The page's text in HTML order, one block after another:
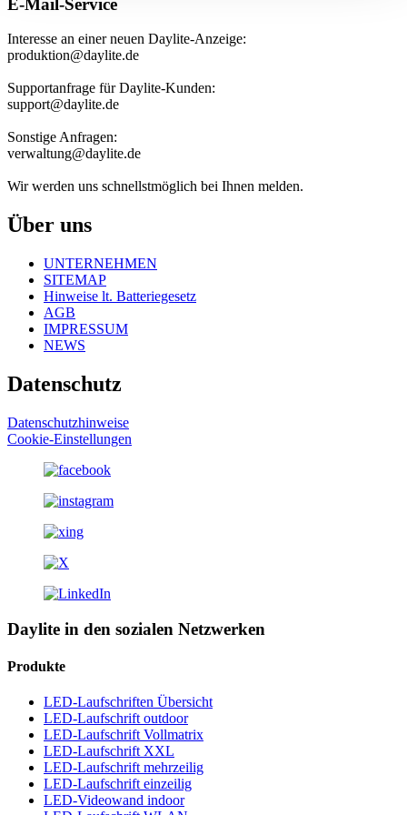
Interesse an einer neuen Daylite-Anzeige:
produktion@daylite.de
Supportanfrage für Daylite-Kunden:
support@daylite.de
Sonstige Anfragen:
verwaltung@daylite.de
Wir werden uns schnellstmöglich bei Ihnen melden.
Über uns
UNTERNEHMEN
SITEMAP
Hinweise lt. Batteriegesetz
AGB
IMPRESSUM
NEWS
Datenschutz
Datenschutzhinweise
Cookie-Einstellungen
Daylite in den sozialen Netzwerken
Produkte
LED-Laufschriften Übersicht
LED-Laufschrift outdoor
LED-Laufschrift Vollmatrix
LED-Laufschrift XXL
LED-Laufschrift mehrzeilig
LED-Laufschrift einzeilig
LED-Videowand indoor